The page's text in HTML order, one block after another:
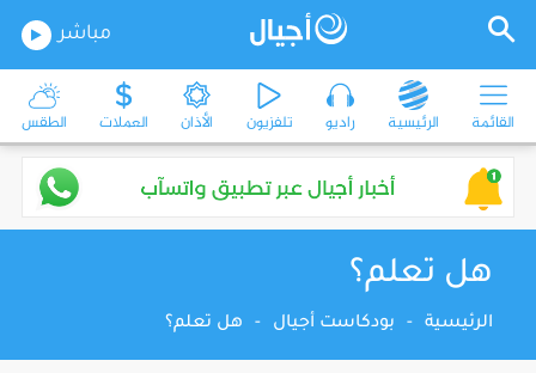
مباشر
القائمة الرئيسية راديو تلفزيون الأذان العملات الطقس
هل تعلم؟
الرئيسية - بودكاست أجيال - هل تعلم؟